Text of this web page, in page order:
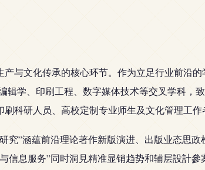
与文化传承的核心环节。作为立足行业前沿
辑学、印刷工程、数字媒体技术等交叉学科
科研人员、高校定制专业师生及文化管理工作
究”涵蕴前沿理论著作新版演进、出版业态思
信息服务”同时洞見精准显销趋势和辅层設計